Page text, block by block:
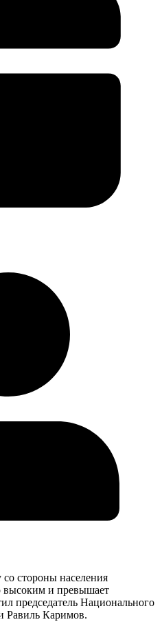
стороны населения
высоким и превышает
председатель Национального
Равиль Каримов.